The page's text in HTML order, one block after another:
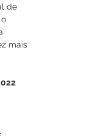
de
mais